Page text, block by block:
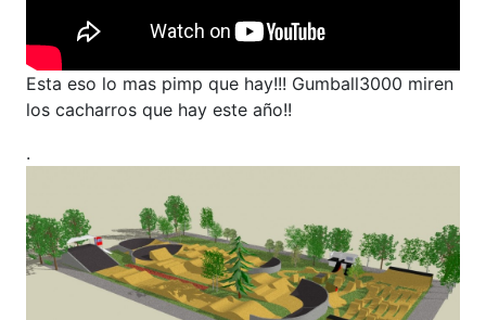
Esta eso lo mas pimp que hay!!! Gumball3000 miren
los cacharros que hay este año!!
.